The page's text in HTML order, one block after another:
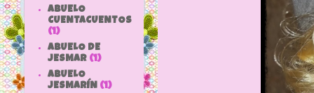
ABUELO
CUENTACUENTOS
(1)
ABUELO DE
JESMAR (1)
ABUELO
JESMARÍN (1)